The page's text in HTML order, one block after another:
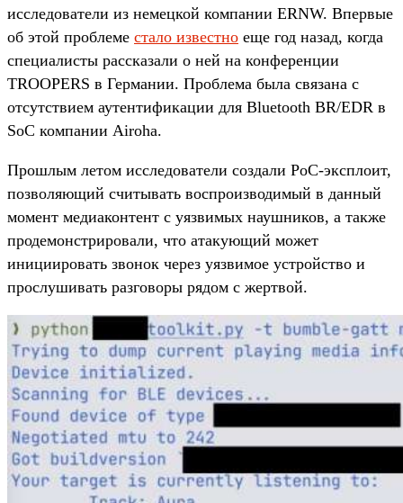
исследователи из немецкой компании ERNW. Впервые
об этой проблеме стало известно еще год назад, когда
специалисты рассказали о ней на конференции
TROOPERS в Германии. Проблема была связана с
отсутствием аутентификации для Bluetooth BR/EDR в
SoC компании Airoha.
Прошлым летом исследователи создали PoC-эксплоит,
позволяющий считывать воспроизводимый в данный
момент медиаконтент с уязвимых наушников, а также
продемонстрировали, что атакующий может
инициировать звонок через уязвимое устройство и
прослушивать разговоры рядом с жертвой.